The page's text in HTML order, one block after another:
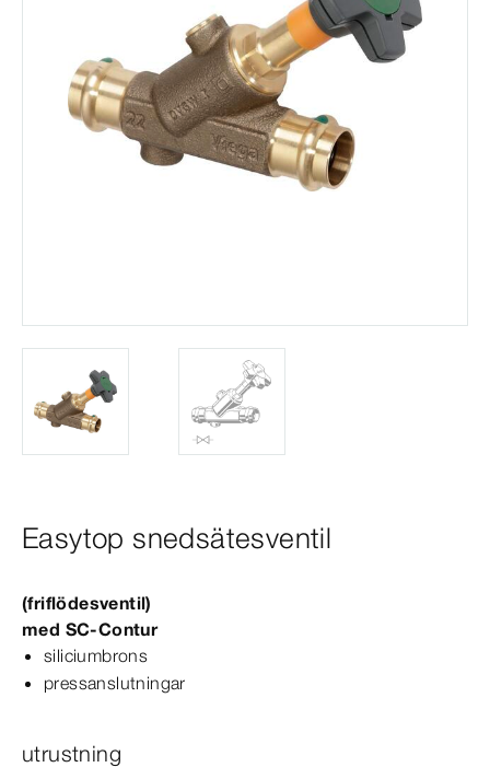
Easytop snedsätesventil
(friflödes­ventil)
med SC‑Contur
siliciumbrons
pressanslutningar
utrustning